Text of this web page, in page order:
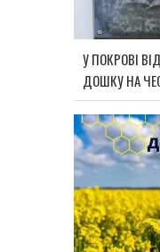
У ПОКРОВІ
ДОШКУ НА